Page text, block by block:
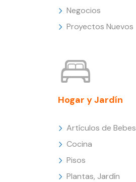
Negocios
Proyectos Nuevos
Hogar y Jardín
Artículos de Bebes
Cocina
Pisos
Plantas, Jardín